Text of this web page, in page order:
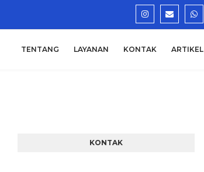
TENTANG LAYANAN KONTAK ARTIKEL
KONTAK